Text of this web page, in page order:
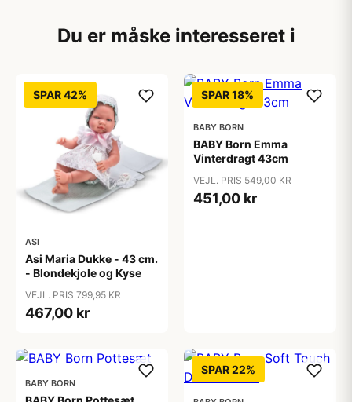
Du er måske interesseret i
SPAR 42%
ASI
Asi Maria Dukke - 43 cm.
- Blondekjole og Kyse
VEJL. PRIS 799,95 KR
467,00 kr
SPAR 18%
BABY BORN
BABY Born Emma
Vinterdragt 43cm
VEJL. PRIS 549,00 KR
451,00 kr
BABY BORN
SPAR 22%